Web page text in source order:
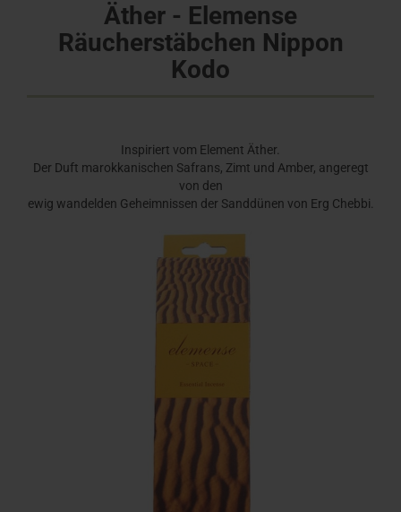
Äther - Elemense
Räucherstäbchen Nippon
Kodo
Inspiriert vom Element Äther.
Der Duft marokkanischen Safrans, Zimt und Amber, angeregt
von den
ewig wandelden Geheimnissen der Sanddünen von Erg Chebbi.